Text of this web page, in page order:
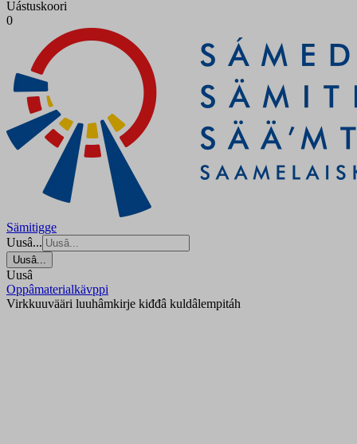
Uástuskoori
0
Sämitigge
Uusâ...
Uusâ...
Uusâ
Oppâmaterialkävppi
Virkkuuvääri luuhâmkirje kiđđâ kuldâlempitáh